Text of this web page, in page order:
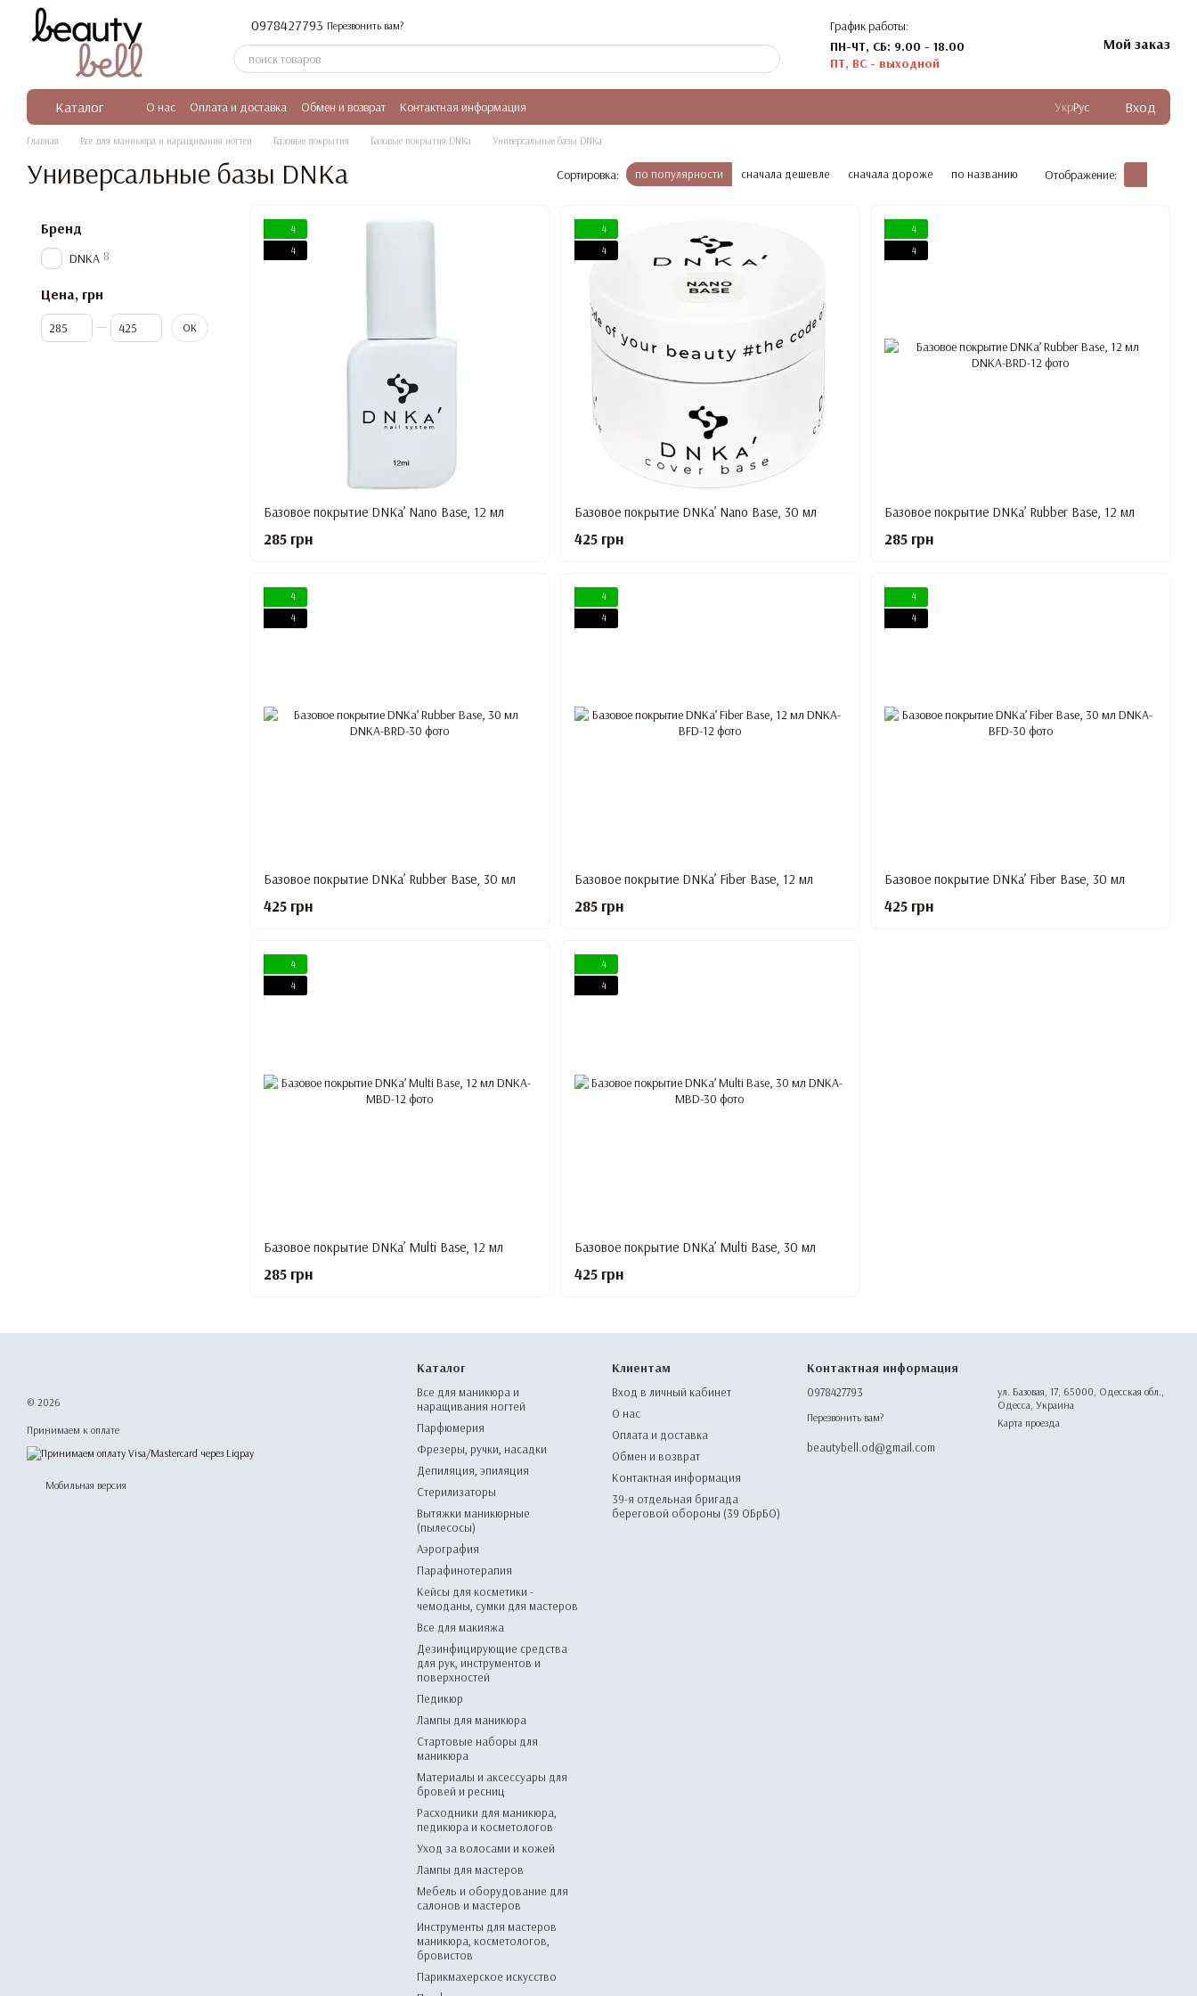
Перейти к основному контенту
0978427793 Перезвонить вам?
График работы:
ПН-ЧТ, СБ: 9.00 - 18.00
ПТ, ВС - выходной
Мой заказ
Каталог О нас Оплата и доставка Обмен и возврат Контактная информация УкрРус Вход
Главная Все для маникюра и наращивания ногтей Базовые покрытия Базовые покрытия DNKa Универсальные базы DNKa
Универсальные базы DNKa Сортировка: по популярности сначала дешевле сначала дороже по названию Отображение:
4
4
Базовое покрытие DNKa’ Nano Base, 12 мл
285 грн
4
4
Базовое покрытие DNKa’ Nano Base, 30 мл
425 грн
4
4
Базовое покрытие DNKa’ Rubber Base, 12 мл
285 грн
4
4
Базовое покрытие DNKa’ Rubber Base, 30 мл
425 грн
4
4
Базовое покрытие DNKa’ Fiber Base, 12 мл
285 грн
4
4
Базовое покрытие DNKa’ Fiber Base, 30 мл
425 грн
4
4
Базовое покрытие DNKa’ Multi Base, 12 мл
285 грн
4
4
Базовое покрытие DNKa’ Multi Base, 30 мл
425 грн
Бренд
DNKA 8
Цена, грн
От Цена, грн
До Цена, грн OK
© 2026
Принимаем к оплате
Мобильная версия
Каталог
Все для маникюра и
наращивания ногтей
Парфюмерия
Фрезеры, ручки, насадки
Депиляция, эпиляция
Стерилизаторы
Вытяжки маникюрные
(пылесосы)
Аэрография
Парафинотерапия
Кейсы для косметики -
чемоданы, сумки для мастеров
Все для макияжа
Дезинфицирующие средства
для рук, инструментов и
поверхностей
Педикюр
Лампы для маникюра
Стартовые наборы для
маникюра
Материалы и аксессуары для
бровей и ресниц
Расходники для маникюра,
педикюра и косметологов
Уход за волосами и кожей
Лампы для мастеров
Мебель и оборудование для
салонов и мастеров
Инструменты для мастеров
маникюра, косметологов,
бровистов
Парикмахерское искусство
Клиентам
Вход в личный кабинет
О нас
Оплата и доставка
Обмен и возврат
Контактная информация
39-я отдельная бригада
береговой обороны (39 ОБрБО)
Контактная информация
0978427793
Перезвонить вам?
beautybell.od@gmail.com
ул. Базовая, 17, 65000, Одесская обл.,
Одесса, Украина
Карта проезда